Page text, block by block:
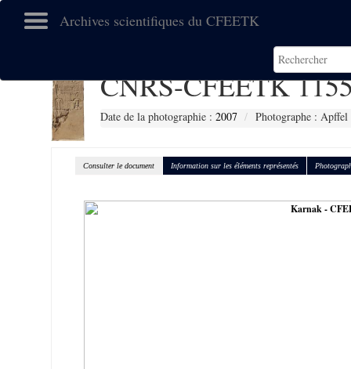
Archives scientifiques du CFEETK
CNRS-CFEETK
Date de la photographie : 2007 Photographe : Apffel
Consulter le document Information sur les éléments représentés